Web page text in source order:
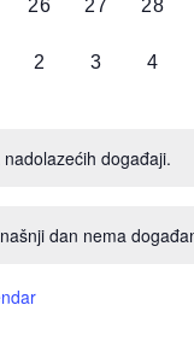
26 27 28
0
2
0
3
0
4
nadolazećih događaji.
dan nema